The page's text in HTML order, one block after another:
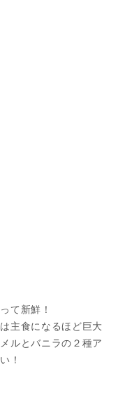
て新鮮！
主食になるほど巨大
ルとバニラの２種ア
！